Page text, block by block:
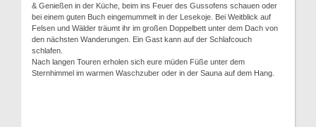
& Genießen in der Küche, beim ins Feuer des Gussofens schauen oder
bei einem guten Buch eingemummelt in der Lesekoje. Bei Weitblick auf
Felsen und Wälder träumt ihr im großen Doppelbett unter dem Dach von
den nächsten Wanderungen. Ein Gast kann auf der Schlafcouch
schlafen.
Nach langen Touren erholen sich eure müden Füße unter dem
Sternhimmel im warmen Waschzuber oder in der Sauna auf dem Hang.